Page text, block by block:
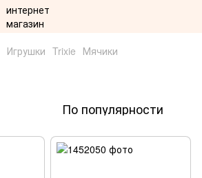
Игрушки Trixie Мячики
По популярности